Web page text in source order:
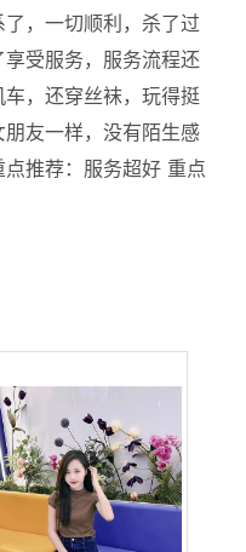
，一切顺利，杀了过
受服务，服务流程还
，还穿丝袜，玩得挺
友一样，没有陌生感
推荐：服务超好 重点